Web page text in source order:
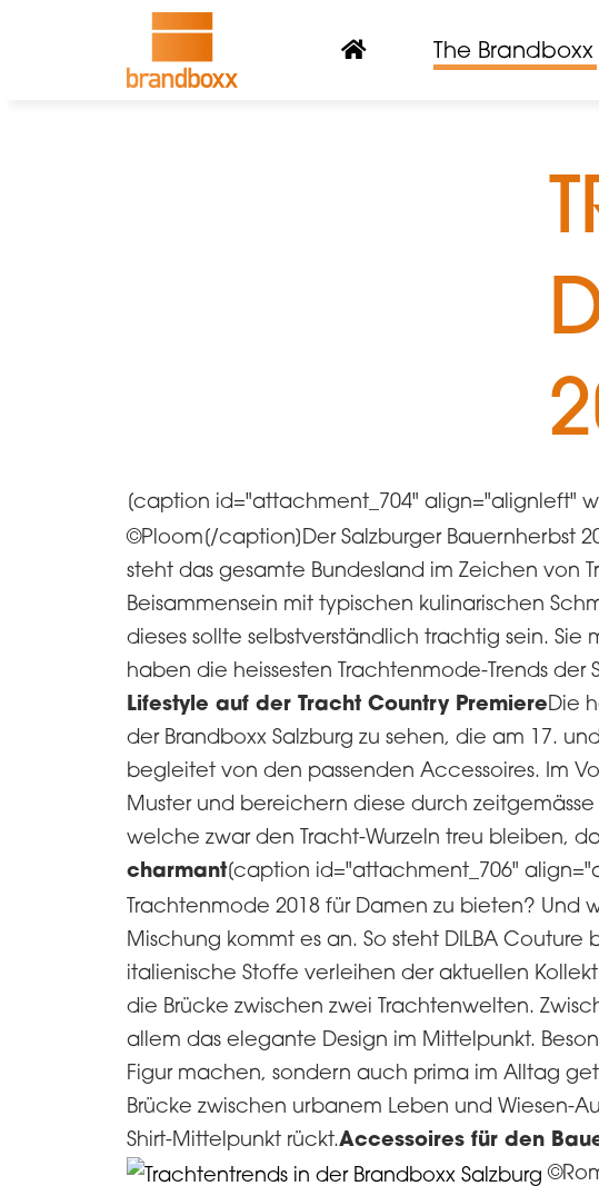
The Brandboxx
[caption id="attachment_704" align="alignleft"
©Ploom[/caption]Der Salzburger Bauernherbst
steht das gesamte Bundesland im Zeichen von
Beisammensein mit typischen kulinarischen
dieses sollte selbstverständlich trachtig sein.
haben die heissesten Trachtenmode-Trends der
Lifestyle auf der Tracht Country PremiereDie
der Brandboxx Salzburg zu sehen, die am 17.
begleitet von den passenden Accessoires. Im
Muster und bereichern diese durch
welche zwar den Tracht-Wurzeln treu bleiben,
charmant[caption id="attachment_706"
Trachtenmode 2018 für Damen zu bieten? Und
Mischung kommt es an. So steht DILBA
italienische Stoffe verleihen der aktuellen
die Brücke zwischen zwei Trachtenwelten.
allem das elegante Design im Mittelpunkt.
Figur machen, sondern auch prima im Alltag
Brücke zwischen urbanem Leben und Wiesen-
Shirt-Mittelpunkt rückt.Accessoires für den